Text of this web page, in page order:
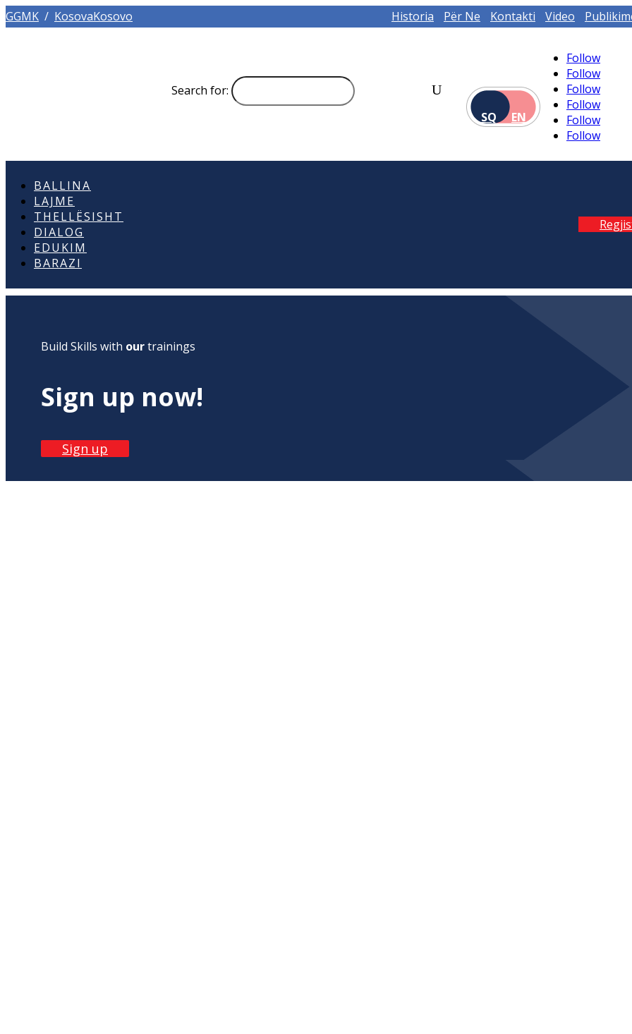
GGMK / KosovaKosovo Historia Për Ne Kontakti Video
Search for:
SQ
EN
Follow
Follow
Follow
Follow
Follow
Follow
BALLINA
LAJME
THELLËSISHT
DIALOG
EDUKIM
BARAZI
Build Skills with ourtrainings
Sign up now!
Sign up